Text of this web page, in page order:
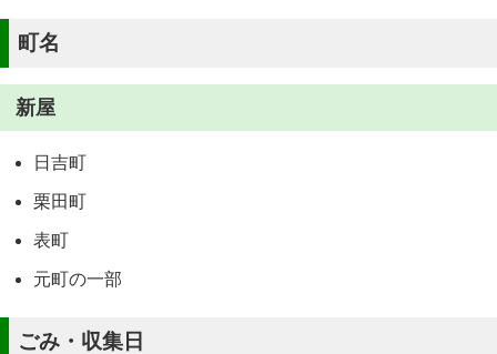
町名
新屋
日吉町
栗田町
表町
元町の一部
ごみ・収集日